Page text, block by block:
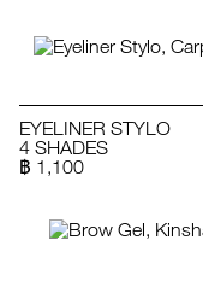
EYELINER STYLO
4 SHADES
฿ 1,100